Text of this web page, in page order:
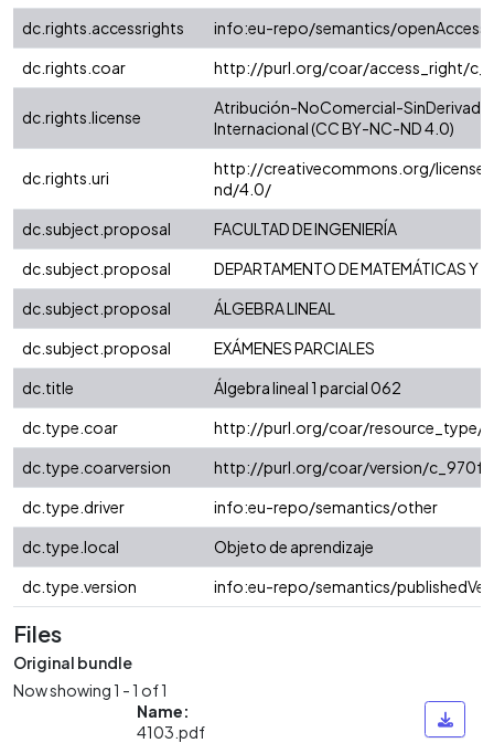
dc.rights.accessrights
info:eu-repo/semantics/openAccess
dc.rights.coar
http://purl.org/coar/access_right/
dc.rights.license
Atribución-NoComercial-
Internacional (CC BY-NC-ND 4.0)
dc.rights.uri
http://creativecommons.org/
nd/4.0/
dc.subject.proposal
FACULTAD DE INGENIERÍA
dc.subject.proposal
DEPARTAMENTO DE MATEMÁTICAS Y
dc.subject.proposal
ÁLGEBRA LINEAL
dc.subject.proposal
EXÁMENES PARCIALES
dc.title
Álgebra lineal 1 parcial 062
dc.type.coar
http://purl.org/coar/resource_type/
dc.type.coarversion
http://purl.org/coar/version/
dc.type.driver
info:eu-repo/semantics/other
dc.type.local
Objeto de aprendizaje
dc.type.version
info:eu-repo/semantics/
Files
Original bundle
Now showing1 - 1 of 1
Name:
4103.pdf